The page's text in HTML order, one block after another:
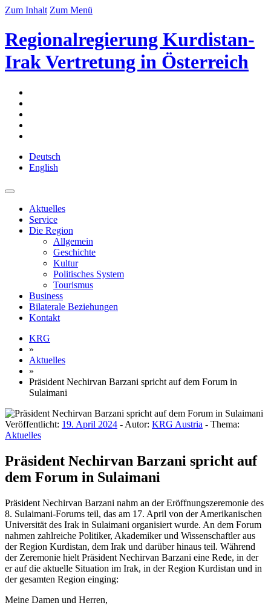
Zum Inhalt Zum Menü
Regionalregierung Kurdistan-
Irak Vertretung in Österreich
Deutsch
English
Aktuelles
Service
Die Region
Allgemein
Geschichte
Kultur
Politisches System
Tourismus
Business
Bilaterale Beziehungen
Kontakt
KRG
»
Aktuelles
»
Präsident Nechirvan Barzani spricht auf dem Forum in
Sulaimani
Veröffentlicht: 19. April 2024 - Autor: KRG Austria - Thema:
Aktuelles
Präsident Nechirvan Barzani spricht auf
dem Forum in Sulaimani
Präsident Nechirvan Barzani nahm an der Eröffnungszeremonie des
8. Sulaimani-Forums teil, das am 17. April von der Amerikanischen
Universität des Irak in Sulaimani organisiert wurde. An dem Forum
nahmen zahlreiche Politiker, Akademiker und Wissenschaftler aus
der Region Kurdistan, dem Irak und darüber hinaus teil. Während
der Zeremonie hielt Präsident Nechirvan Barzani eine Rede, in der
er auf die aktuelle Situation im Irak, in der Region Kurdistan und in
der gesamten Region einging:
Meine Damen und Herren,